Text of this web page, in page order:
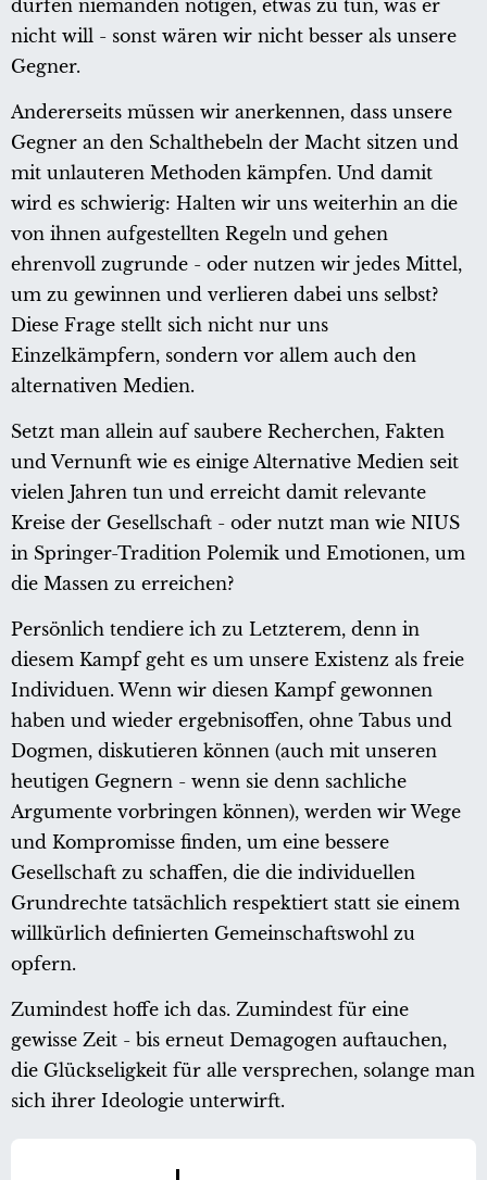
dürfen niemanden nötigen, etwas zu tun, was er
nicht will - sonst wären wir nicht besser als unsere
Gegner.
Andererseits müssen wir anerkennen, dass unsere
Gegner an den Schalthebeln der Macht sitzen und
mit unlauteren Methoden kämpfen. Und damit
wird es schwierig: Halten wir uns weiterhin an die
von ihnen aufgestellten Regeln und gehen
ehrenvoll zugrunde - oder nutzen wir jedes Mittel,
um zu gewinnen und verlieren dabei uns selbst?
Diese Frage stellt sich nicht nur uns
Einzelkämpfern, sondern vor allem auch den
alternativen Medien.
Setzt man allein auf saubere Recherchen, Fakten
und Vernunft wie es einige Alternative Medien seit
vielen Jahren tun und erreicht damit relevante
Kreise der Gesellschaft - oder nutzt man wie NIUS
in Springer-Tradition Polemik und Emotionen, um
die Massen zu erreichen?
Persönlich tendiere ich zu Letzterem, denn in
diesem Kampf geht es um unsere Existenz als freie
Individuen. Wenn wir diesen Kampf gewonnen
haben und wieder ergebnisoffen, ohne Tabus und
Dogmen, diskutieren können (auch mit unseren
heutigen Gegnern - wenn sie denn sachliche
Argumente vorbringen können), werden wir Wege
und Kompromisse finden, um eine bessere
Gesellschaft zu schaffen, die die individuellen
Grundrechte tatsächlich respektiert statt sie einem
willkürlich definierten Gemeinschaftswohl zu
opfern.
Zumindest hoffe ich das. Zumindest für eine
gewisse Zeit - bis erneut Demagogen auftauchen,
die Glückseligkeit für alle versprechen, solange man
sich ihrer Ideologie unterwirft.